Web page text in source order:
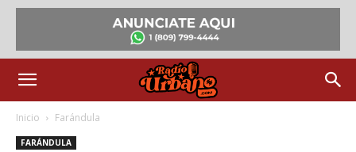
Inicio Farándula
FARÁNDULA